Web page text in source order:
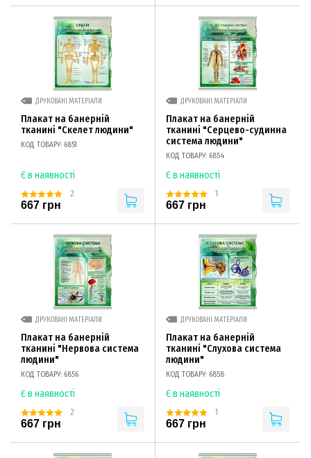
ДРУКОВАНІ МАТЕРІАЛИ
Плакат на банерній
тканині "Скелет людини"
КОД ТОВАРУ: 6851
Є в наявності
2
667 грн
ДРУКОВАНІ МАТЕРІАЛИ
Плакат на банерній
тканині "Серцево-судинна
система людини"
КОД ТОВАРУ: 6854
Є в наявності
1
667 грн
ДРУКОВАНІ МАТЕРІАЛИ
Плакат на банерній
тканині "Нервова система
людини"
КОД ТОВАРУ: 6856
Є в наявності
2
667 грн
ДРУКОВАНІ МАТЕРІАЛИ
Плакат на банерній
тканині "Слухова система
людини"
КОД ТОВАРУ: 6858
Є в наявності
1
667 грн